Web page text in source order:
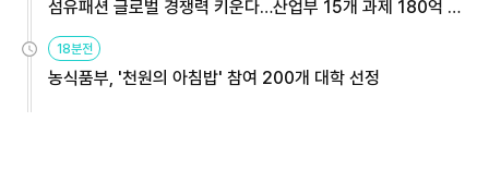
섬유패션 글로벌 경쟁력 키운다…산업부 15개 과제 180억 지
원
18분전
농식품부, '천원의 아침밥' 참여 200개 대학 선정